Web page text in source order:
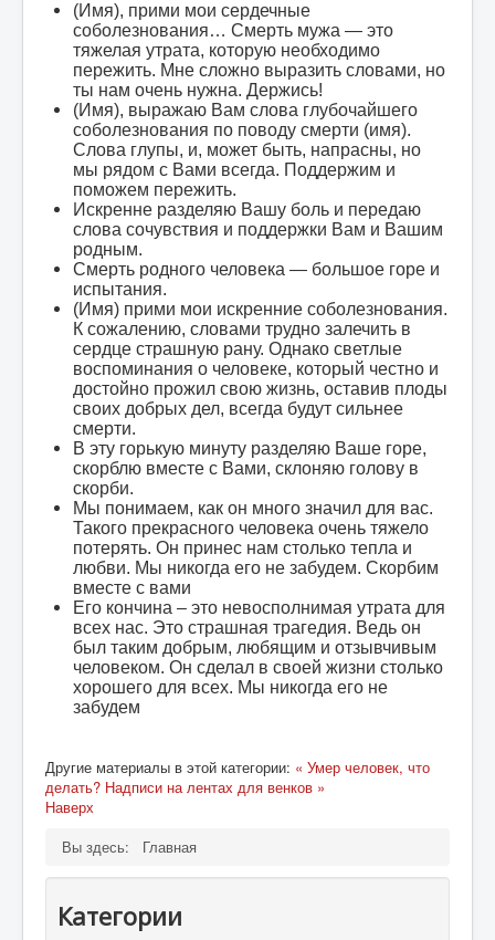
(Имя), прими мои сердечные
соболезнования… Смерть мужа — это
тяжелая утрата, которую необходимо
пережить. Мне сложно выразить словами, но
ты нам очень нужна. Держись!
(Имя), выражаю Вам слова глубочайшего
соболезнования по поводу смерти (имя).
Слова глупы, и, может быть, напрасны, но
мы рядом с Вами всегда. Поддержим и
поможем пережить.
Искренне разделяю Вашу боль и передаю
слова сочувствия и поддержки Вам и Вашим
родным.
Смерть родного человека — большое горе и
испытания.
(Имя) прими мои искренние соболезнования.
К сожалению, словами трудно залечить в
сердце страшную рану. Однако светлые
воспоминания о человеке, который честно и
достойно прожил свою жизнь, оставив плоды
своих добрых дел, всегда будут сильнее
смерти.
В эту горькую минуту разделяю Ваше горе,
скорблю вместе с Вами, склоняю голову в
скорби.
Мы понимаем, как он много значил для вас.
Такого прекрасного человека очень тяжело
потерять. Он принес нам столько тепла и
любви. Мы никогда его не забудем. Скорбим
вместе с вами
Его кончина – это невосполнимая утрата для
всех нас. Это страшная трагедия. Ведь он
был таким добрым, любящим и отзывчивым
человеком. Он сделал в своей жизни столько
хорошего для всех. Мы никогда его не
забудем
Другие материалы в этой категории: « Умер человек, что
делать? Надписи на лентах для венков »
Наверх
Вы здесь:
Главная
Категории